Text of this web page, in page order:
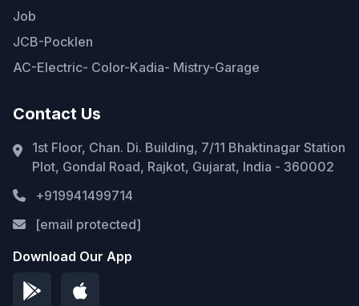
Job
JCB-Pocklen
AC-Electric- Color-Kadia- Mistry-Garage
Contact Us
1st Floor, Chan. Di. Building, 7/11 Bhaktinagar Station
Plot, Gondal Road, Rajkot, Gujarat, India - 360002
+919941499714
[email protected]
Download Our App